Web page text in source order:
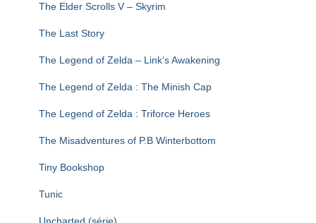
The Elder Scrolls V – Skyrim
The Last Story
The Legend of Zelda – Link’s Awakening
The Legend of Zelda : The Minish Cap
The Legend of Zelda : Triforce Heroes
The Misadventures of P.B Winterbottom
Tiny Bookshop
Tunic